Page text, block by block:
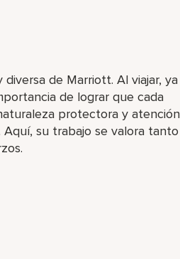
de Marriott. Al viajar, ya
de lograr que cada
protectora y atención
su trabajo se valora tanto